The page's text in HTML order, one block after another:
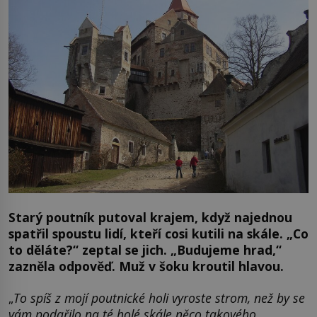
Starý poutník putoval krajem, když najednou
spatřil spoustu lidí, kteří cosi kutili na skále. „Co
to děláte?“ zeptal se jich. „Budujeme hrad,“
zazněla odpověď. Muž v šoku kroutil hlavou.
„To spíš z mojí poutnické holi vyroste strom, než by se